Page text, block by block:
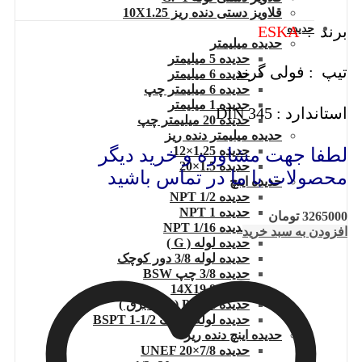
قلاویز دستی دنده ریز 10X1.25
حدیده
حدیده میلیمتر
حدیده 5 میلیمتر
حدیده 6 میلیمتر
حدیده 6 میلیمتر چپ
حدیده 1 میلیمتر
حدیده 20 میلیمتر چپ
حدیده میلیمتر دنده ریز
حدیده 1.25×12
حدیده 1.5×20
حدیده اینچ
حدیده 1/2 NPT
حدیده NPT 1
حدیده 1/16 NPT
حدیده لوله ( G )
حدیده لوله 3/8 دور کوچک
حدیده 3/8 چپ BSW
حدیده 14X19.8
حدیده 21 PG ( لوله برق )
حدیده لوله کونیک 1/2-1 BSPT
حدیده اینچ دنده ریز
حدیده UNEF 20×7/8
برند :ESKA
تیپ : فولی گرند
استاندارد : DIN 345
لطفا جهت مشاوره و خرید دیگر
محصولات با ما در تماس باشید
3265000 تومان
افزودن به سبد خرید